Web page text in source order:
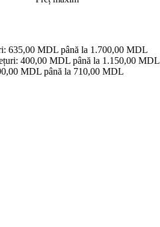
635,00 MDL până la 1.700,00 MDL
400,00 MDL până la 1.150,00 MDL
MDL până la 710,00 MDL